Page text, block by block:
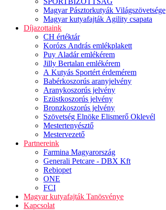
Magyar Pásztorkutyák Világszövetsége
Magyar kutyafajták Agility csapata
Díjazottaink
CH értéktár
Korózs András emlékplakett
Puy Aladár emlékérem
Jilly Bertalan emlékérem
A Kutyás Sportért érdemérem
Babérkoszorús aranyjelvény
Aranykoszorús jelvény
Ezüstkoszorús jelvény
Bronzkoszorús jelvény
Szövetség Elnöke Elismerő Oklevél
Mestertenyésztő
Mestervezető
Partnereink
Farmina Magyarország
Generali Petcare - DBX Kft
Rebiopet
ONE
FCI
Magyar kutyafajták Tanösvénye
Kapcsolat